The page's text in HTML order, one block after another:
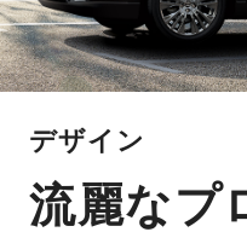
デザイン
流麗なプ